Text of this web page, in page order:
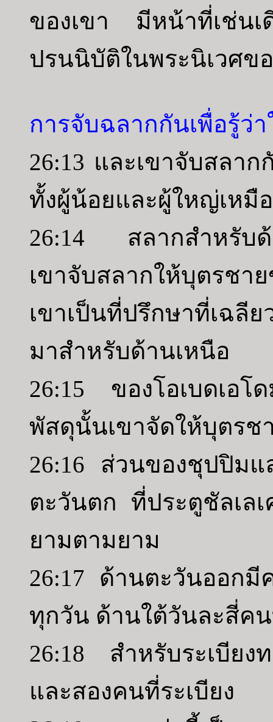
ของเขา มีหน้าที่เช่นเ
ปรนนิบัติในพระนิเวศข
การจับฉลากกันเพื่อรู้ว่
26:13 และเขาจับสลา
ทั้งผู้น้อยและผู้ใหญ่เหมื
26:14 สลากสำหรับด้
เขาจับสลากให้บุตรชา
เขาเป็นที่ปรึกษาที่เฉลี
มาสำหรับด้านเหนือ
26:15 ของโอเบดเอ
พัสดุนั้นเขาจัดให้บุตรช
26:16 ส่วนของชุปปิม
ตะวันตก ที่ประตูชัลเ
ยามตามยาม
26:17 ด้านตะวันออก
ทุกวัน ด้านใต้วันละสี่ค
26:18 สำหรับระเบีย
และสองคนที่ระเบียง